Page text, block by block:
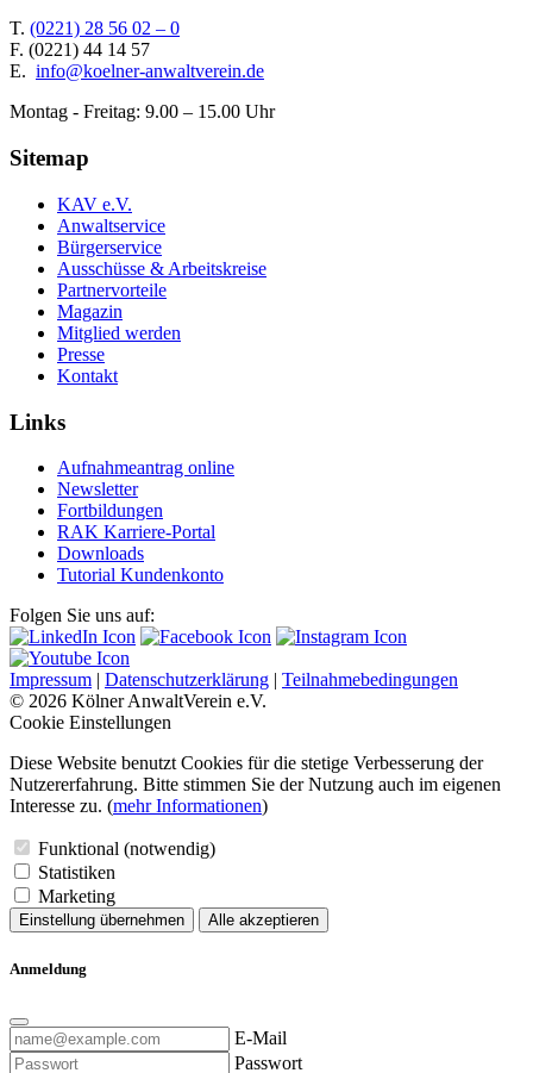
T. (0221) 28 56 02 – 0
F. (0221) 44 14 57
E. info@koelner-anwaltverein.de
Montag - Freitag: 9.00 – 15.00 Uhr
Sitemap
KAV e.V.
Anwaltservice
Bürgerservice
Ausschüsse & Arbeitskreise
Partnervorteile
Magazin
Mitglied werden
Presse
Kontakt
Links
Aufnahmeantrag online
Newsletter
Fortbildungen
RAK Karriere-Portal
Downloads
Tutorial Kundenkonto
Folgen Sie uns auf:
Impressum | Datenschutzerklärung | Teilnahmebedingungen
© 2026 Kölner AnwaltVerein e.V.
Cookie Einstellungen
Diese Website benutzt Cookies für die stetige Verbesserung der
Nutzererfahrung. Bitte stimmen Sie der Nutzung auch im eigenen
Interesse zu. (mehr Informationen)
Funktional (notwendig)
Statistiken
Marketing
Einstellung übernehmen Alle akzeptieren
Anmeldung
E-Mail
Passwort